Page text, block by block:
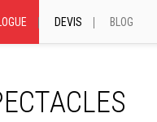
DEVIS BLOG